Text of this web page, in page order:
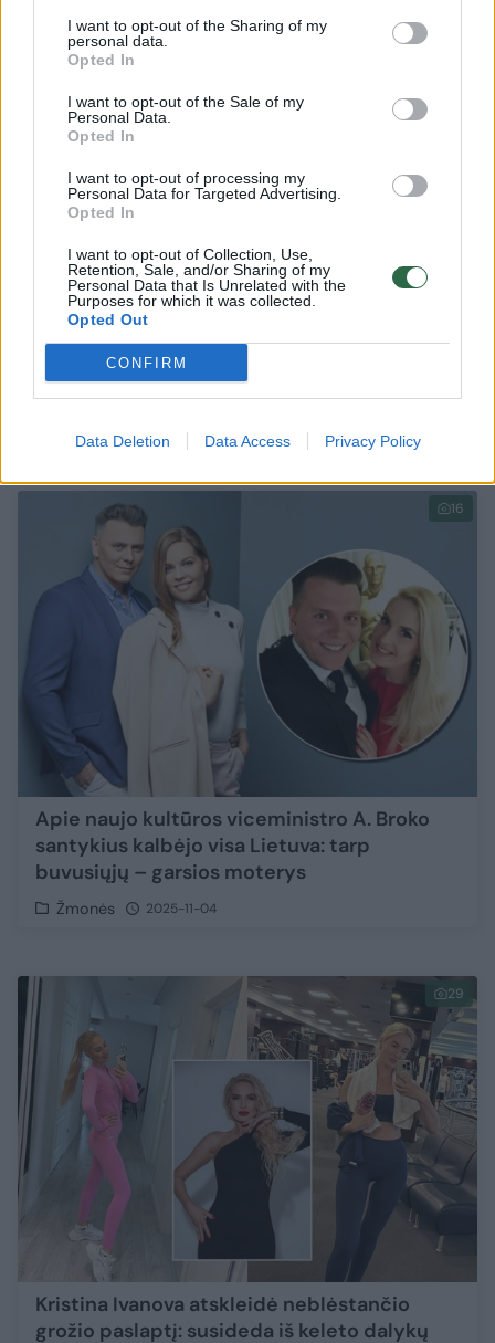
I want to opt-out of the Sharing of my
personal data.
Opted In
I want to opt-out of the Sale of my
Personal Data.
Opted In
I want to opt-out of processing my
Personal Data for Targeted Advertising.
Opted In
I want to opt-out of Collection, Use,
Retention, Sale, and/or Sharing of my
Personal Data that Is Unrelated with the
Purposes for which it was collected.
Opted Out
CONFIRM
Data Deletion Data Access Privacy Policy
Žinomi žmonės atskleidė, kokiais principais
Žmonės 2025-11-04
16
Apie naujo kultūros viceministro A. Broko
santykius kalbėjo visa Lietuva: tarp
buvusiųjų – garsios moterys
Žmonės 2025-11-04
29
Kristina Ivanova atskleidė neblėstančio
grožio paslaptį: susideda iš keleto dalykų